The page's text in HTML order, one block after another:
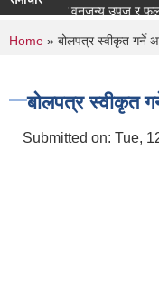
तथा वनजन्य उपज र फलाम,
You are
Home » बोलपत्र स्वीकृत गर्ने
बोलपत्र स्वीकृत
Submitted on: Tue,